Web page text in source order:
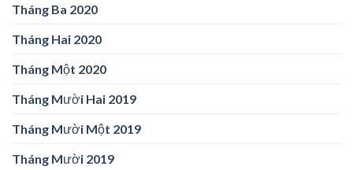
Tháng Ba 2020
Tháng Hai 2020
Tháng Một 2020
Tháng Mười Hai 2019
Tháng Mười Một 2019
Tháng Mười 2019